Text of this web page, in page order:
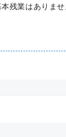
残業はありま